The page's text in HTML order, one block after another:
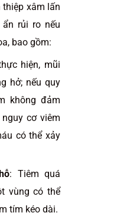
xâm lấn
rủi ro nếu
bao gồm:
hiện, mũi
hở; nếu quy
không đảm
cơ viêm
có thể xảy
: Tiêm quá
vùng có thể
tím kéo dài.